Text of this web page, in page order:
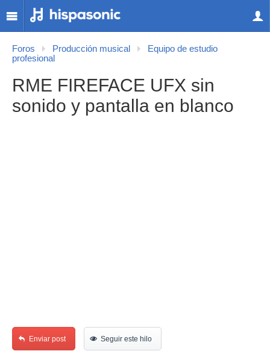
Foros Producción musical
Equipo de estudio
profesional
RME FIREFACE UFX sin
sonido y pantalla en blanco
Enviar post Seguir este hilo